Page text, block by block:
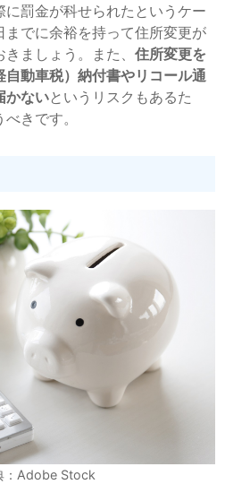
罰金が科せられたというケー
でに余裕を持って住所変更が
きましょう。また、住所変更を
自動車税）納付書やリコール通
かないというリスクもあるた
きです。
：Adobe Stock